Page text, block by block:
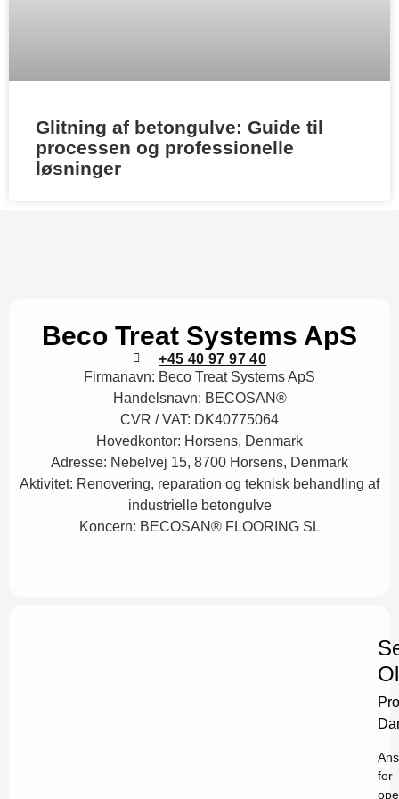
Glitning af betongulve: Guide til
processen og professionelle
løsninger
Beco Treat Systems ApS
+45 40 97 97 40
Firmanavn: Beco Treat Systems ApS
Handelsnavn: BECOSAN®
CVR / VAT: DK40775064
Hovedkontor: Horsens, Denmark
Adresse: Nebelvej 15, 8700 Horsens, Denmark
Aktivitet: Renovering, reparation og teknisk behandling af
industrielle betongulve
Koncern: BECOSAN® FLOORING SL
for